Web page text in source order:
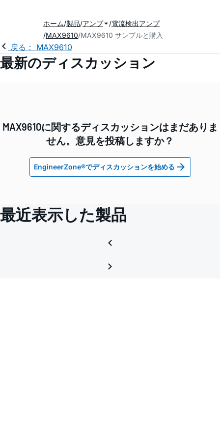
ホーム 製品 アンプ
電流検出アンプ
MAX9610 MAX9610 サンプルと購入
戻る： MAX9610
最新のディスカッション
MAX9610に関するディスカッションはまだありま
せん。意見を投稿しますか？
EngineerZone®でディスカッションを始める
最近表示した製品